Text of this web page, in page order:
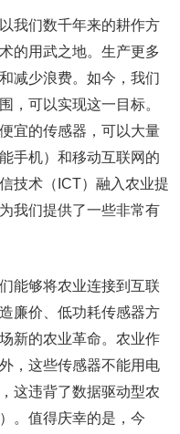
我们数千年来的耕作方
的用武之地。生产更多
减少浪费。如今，我们
，可以实现这一目标。
宜的传感器，可以大量
手机）和移动互联网的
技术（ICT）融入农业提
我们提供了一些非常有
能够将农业连接到互联
廉价、低功耗传感器方
新的农业革命。农业作
，这些传感器不能用电
这违背了数据驱动型农
。值得庆幸的是，今